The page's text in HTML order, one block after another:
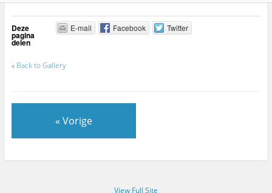
Deze
pagina
delen
E-mail Facebook Twitter
« Back to Gallery
« Vorige
View Full Site